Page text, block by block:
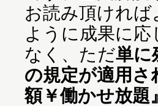
お読み頂けれ
ように成果に
なく、ただ単に
の規定が適用
額￥働かせ放題』